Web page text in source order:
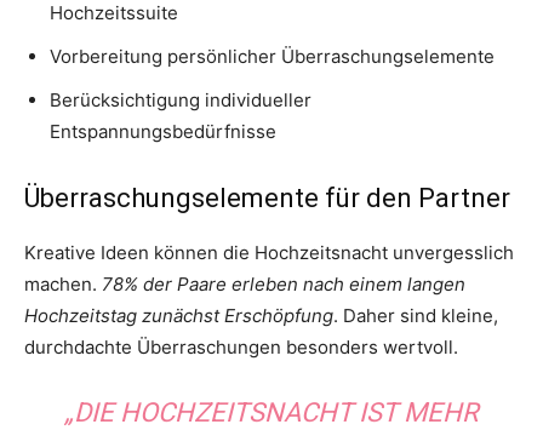
Hochzeitssuite
Vorbereitung persönlicher Überraschungselemente
Berücksichtigung individueller
Entspannungsbedürfnisse
Überraschungselemente für den Partner
Kreative Ideen können die Hochzeitsnacht unvergesslich
machen. 78% der Paare erleben nach einem langen
Hochzeitstag zunächst Erschöpfung. Daher sind kleine,
durchdachte Überraschungen besonders wertvoll.
„DIE HOCHZEITSNACHT IST MEHR